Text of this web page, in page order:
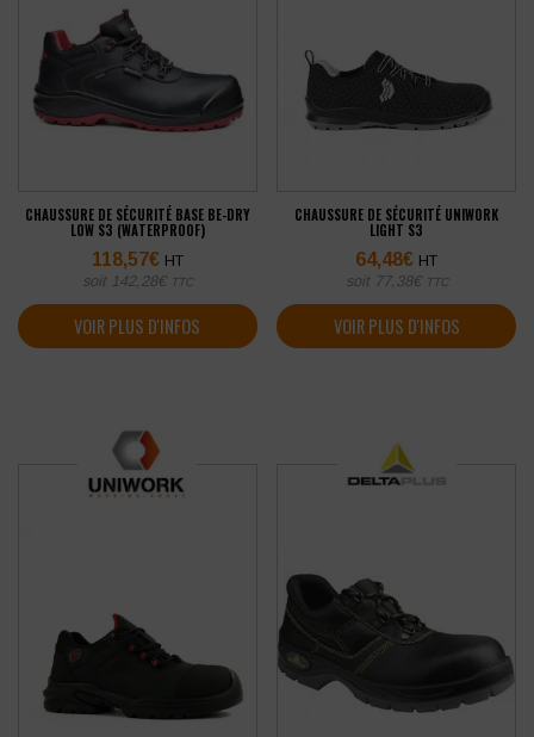
CHAUSSURE DE SÉCURITÉ BASE BE-DRY
LOW S3 (WATERPROOF)
118,57€ HT
soit 142,28€ TTC
VOIR PLUS D'INFOS
CHAUSSURE DE SÉCURITÉ UNIWORK
LIGHT S3
64,48€ HT
soit 77,38€ TTC
VOIR PLUS D'INFOS